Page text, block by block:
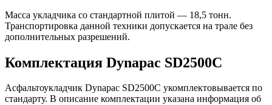
Масса укладчика со стандартной плитой — 18,5 тонн.
Транспортировка данной техники допускается на трале без
дополнительных разрешений.
Комплектация Dynapac SD2500C
Асфальтоукладчик Dynapac SD2500C укомплектовывается по
стандарту. В описание комплектации указана информация об